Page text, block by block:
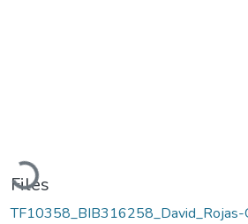
Loading...
Files
TF10358_BIB316258_David_Rojas-